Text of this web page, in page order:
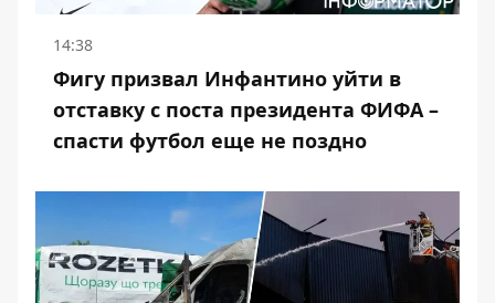
14:38
Фигу призвал Инфантино уйти в
отставку с поста президента ФИФА –
спасти футбол еще не поздно